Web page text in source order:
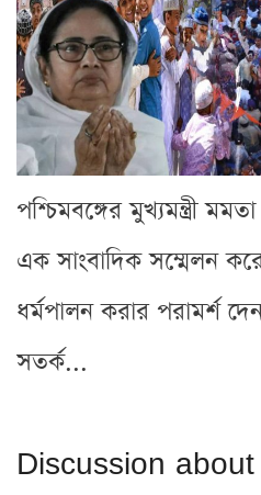
পশ্চিমবঙ্গের মুখ্যমন্ত্রী
এক সাংবাদিক সম্মেলন
ধর্মপালন করার পরামর্শ
সতর্ক...
Discussion